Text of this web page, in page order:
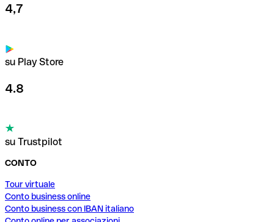
4,7
su Play Store
4.8
su Trustpilot
CONTO
Tour virtuale
Conto business online
Conto business con IBAN italiano